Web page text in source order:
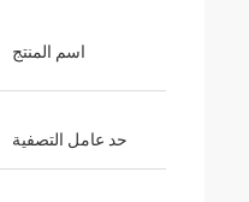
اسم المنتج
حد عامل التصفية